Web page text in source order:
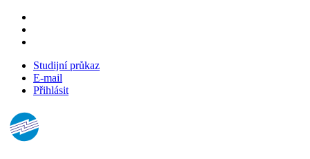
Studijní průkaz
E-mail
Přihlásit